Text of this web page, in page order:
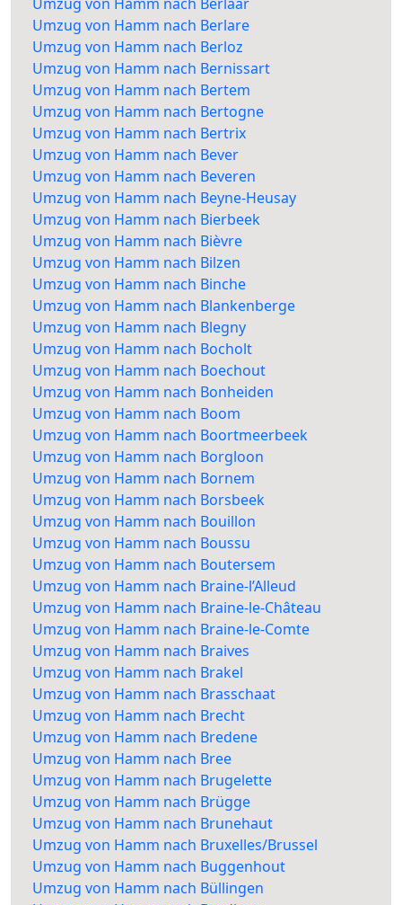
Umzug von Hamm nach Berlare
Umzug von Hamm nach Berloz
Umzug von Hamm nach Bernissart
Umzug von Hamm nach Bertem
Umzug von Hamm nach Bertogne
Umzug von Hamm nach Bertrix
Umzug von Hamm nach Bever
Umzug von Hamm nach Beveren
Umzug von Hamm nach Beyne-Heusay
Umzug von Hamm nach Bierbeek
Umzug von Hamm nach Bièvre
Umzug von Hamm nach Bilzen
Umzug von Hamm nach Binche
Umzug von Hamm nach Blankenberge
Umzug von Hamm nach Blegny
Umzug von Hamm nach Bocholt
Umzug von Hamm nach Boechout
Umzug von Hamm nach Bonheiden
Umzug von Hamm nach Boom
Umzug von Hamm nach Boortmeerbeek
Umzug von Hamm nach Borgloon
Umzug von Hamm nach Bornem
Umzug von Hamm nach Borsbeek
Umzug von Hamm nach Bouillon
Umzug von Hamm nach Boussu
Umzug von Hamm nach Boutersem
Umzug von Hamm nach Braine-l’Alleud
Umzug von Hamm nach Braine-le-Château
Umzug von Hamm nach Braine-le-Comte
Umzug von Hamm nach Braives
Umzug von Hamm nach Brakel
Umzug von Hamm nach Brasschaat
Umzug von Hamm nach Brecht
Umzug von Hamm nach Bredene
Umzug von Hamm nach Bree
Umzug von Hamm nach Brugelette
Umzug von Hamm nach Brügge
Umzug von Hamm nach Brunehaut
Umzug von Hamm nach Bruxelles/Brussel
Umzug von Hamm nach Buggenhout
Umzug von Hamm nach Büllingen